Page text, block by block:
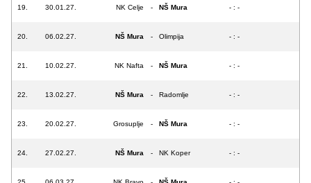
19. 30.01.27. NK Celje - NŠ Mura - : -
20. 06.02.27. NŠ Mura - Olimpija - : -
21. 10.02.27. NK Nafta - NŠ Mura - : -
22. 13.02.27. NŠ Mura - Radomlje - : -
23. 20.02.27. Grosuplje - NŠ Mura - : -
24. 27.02.27. NŠ Mura - NK Koper - : -